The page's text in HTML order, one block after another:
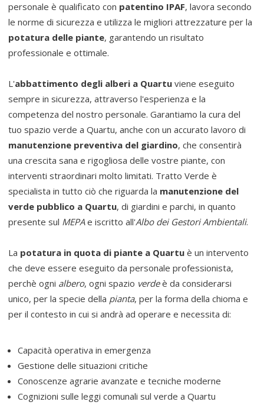
personale è qualificato con patentino IPAF, lavora secondo
le norme di sicurezza e utilizza le migliori attrezzature per la
potatura delle piante, garantendo un risultato
professionale e ottimale.
L'abbattimento degli alberi a Quartu viene eseguito
sempre in sicurezza, attraverso l'esperienza e la
competenza del nostro personale. Garantiamo la cura del
tuo spazio verde a Quartu, anche con un accurato lavoro di
manutenzione preventiva del giardino, che consentirà
una crescita sana e rigogliosa delle vostre piante, con
interventi straordinari molto limitati. Tratto Verde è
specialista in tutto ciò che riguarda la manutenzione del
verde pubblico a Quartu, di giardini e parchi, in quanto
presente sul MEPAe iscritto all'Albo dei Gestori Ambientali.
La potatura in quota di piante a Quartu è un intervento
che deve essere eseguito da personale professionista,
perchè ogni albero, ogni spazio verdeè da considerarsi
unico, per la specie della pianta, per la forma della chioma e
per il contesto in cui si andrà ad operare e necessita di:
Capacità operativa in emergenza
Gestione delle situazioni critiche
Conoscenze agrarie avanzate e tecniche moderne
Cognizioni sulle leggi comunali sul verde a Quartu